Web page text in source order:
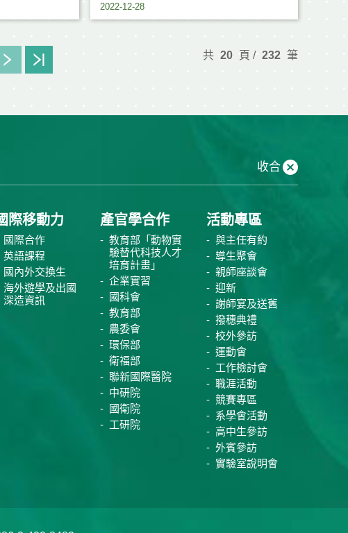
2022-12-28
共 20 頁 / 232 筆
收合
際移動力
國際合作
英語課程
國內外交換生
海外遊學及出國
深造資訊
產官學合作
教育部「動物實
驗替代科技人才
培育計畫」
企業實習
國科會
教育部
農委會
環保部
衛福部
聯新國際醫院
中研院
國衛院
工研院
活動專區
與主任有約
導生聚會
親師座談會
迎新
謝師宴及送舊
撥穗典禮
校外參訪
運動會
工作檢討會
職涯活動
競賽專區
系學會活動
高中生參訪
外賓參訪
實驗室說明會